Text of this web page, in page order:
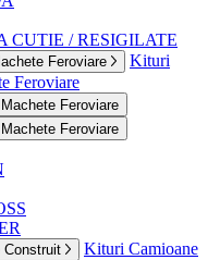
CUTIE / RESIGILATE
Feroviare
Kituri
Feroviare
Feroviare
Feroviare
Construit
Kituri Camioane